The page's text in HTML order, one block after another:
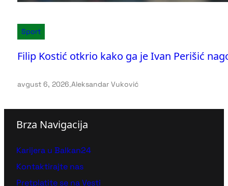
Sport
Filip Kostić otkrio kako ga je Ivan Perišić
avgust 6, 2026.Aleksandar Vuković
Brza Navigacija
Karijera u Balkan24
Kontaktirajte nas
Pretplatite se na Vesti